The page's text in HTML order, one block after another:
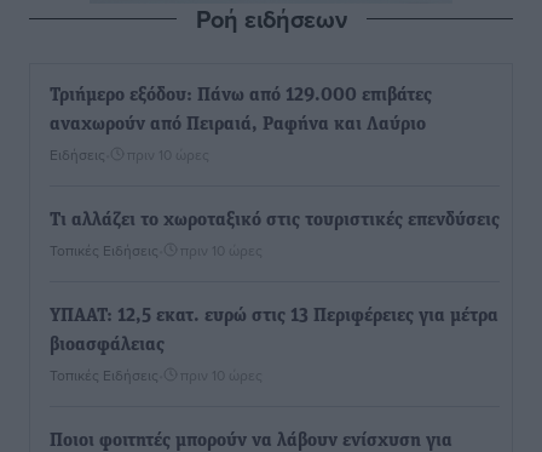
Ροή ειδήσεων
Τριήμερο εξόδου: Πάνω από 129.000 επιβάτες
αναχωρούν από Πειραιά, Ραφήνα και Λαύριο
Ειδήσεις πριν 10 ώρες
Τι αλλάζει το χωροταξικό στις τουριστικές επενδύσεις
Τοπικές Ειδήσεις πριν 10 ώρες
ΥΠΑΑΤ: 12,5 εκατ. ευρώ στις 13 Περιφέρειες για μέτρα
βιοασφάλειας
Τοπικές Ειδήσεις πριν 10 ώρες
Ποιοι φοιτητές μπορούν να λάβουν ενίσχυση για